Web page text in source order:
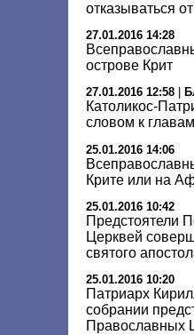
отказываться
27.01.2016 14:28
острове Крит
27.01.2016 12:58
Католикос-
словом к
25.01.2016 14:06
Крите или на
25.01.2016 10:42
Предстоятели
Церквей
святого
25.01.2016 10:20
Патриарх
собрании
Православных